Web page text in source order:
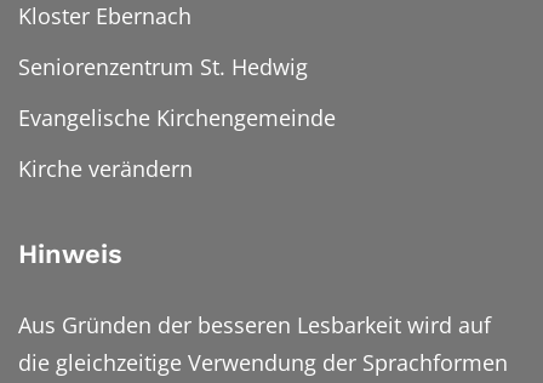
Kloster Ebernach
Seniorenzentrum St. Hedwig
Evangelische Kirchengemeinde
Kirche verändern
Hinweis
Aus Gründen der besseren Lesbarkeit wird auf
die gleichzeitige Verwendung der Sprachformen